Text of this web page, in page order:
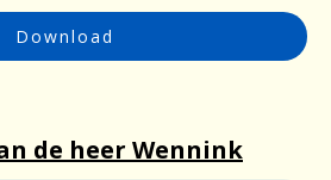
Download
de heer Wennink